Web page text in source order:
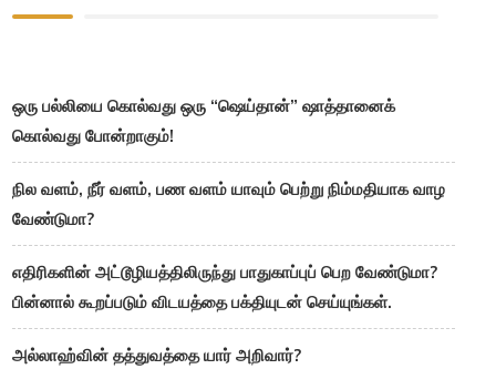
ஒரு பல்லியை கொல்வது ஒரு “ஷெய்தான்” ஷாத்தானைக்
கொல்வது போன்றாகும்!
நில வளம், நீர் வளம், பண வளம் யாவும் பெற்று நிம்மதியாக வாழ
வேண்டுமா?
எதிரிகளின் அட்டூழியத்திலிருந்து பாதுகாப்புப் பெற வேண்டுமா?
பின்னால் கூறப்படும் விடயத்தை பக்தியுடன் செய்யுங்கள்.
அல்லாஹ்வின் தத்துவத்தை யார் அறிவார்?